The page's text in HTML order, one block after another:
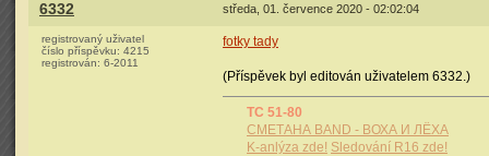
6332 středa, 01. července 2020 - 02:02:04
registrovaný uživatel
číslo příspěvku: 4215
registrován: 6-2011
fotky tady
(Příspěvek byl editován uživatelem 6332.)
TC 51-80
СМЕТАНА BAND - ВОХА И ЛЁХА
K-anlýza zde! Sledování R16 zde!